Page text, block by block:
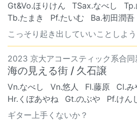
Gt&Vo.ほりけん TSax.なべし
Tp.
Tb.たまき
Pf.たいむ Ba.初田潤吾
こっそり起き出していいことしよう
2023 京大アコースティック系合
海の見える街 / 久石譲
Vn.なべし Vn.悠人 Fl.藤原
Cl.み
Hr.くぼあやね
Gt.のぶや Pf.けん
ギター上手くないか？